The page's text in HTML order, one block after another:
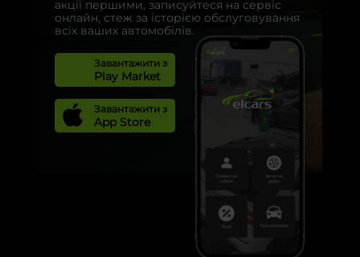
акції першими, записуйтеся на сервіс
онлайн, стеж за історією обслуговування
всіх ваших автомобілів.
Завантажити з
Play Market
Завантажити з
App Store